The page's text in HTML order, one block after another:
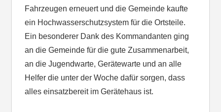
Fahrzeugen erneuert und die Gemeinde kaufte
ein Hochwasserschutzsystem für die Ortsteile.
Ein besonderer Dank des Kommandanten ging
an die Gemeinde für die gute Zusammenarbeit,
an die Jugendwarte, Gerätewarte und an alle
Helfer die unter der Woche dafür sorgen, dass
alles einsatzbereit im Gerätehaus ist.